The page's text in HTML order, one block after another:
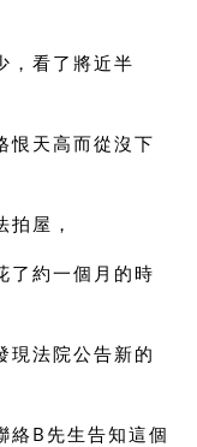
，看了將近半
恨天高而從沒下
屋，
了約一個月的時
現法院公告新的
絡B先生告知這個